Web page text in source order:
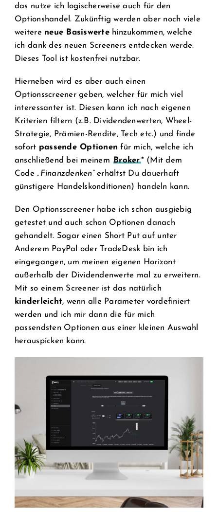
das nutze ich logischerweise auch für den
Optionshandel. Zukünftig werden aber noch viele
weitere neue Basiswertehinzukommen, welche
ich dank des neuen Screeners entdecken werde.
Dieses Tool ist kostenfrei nutzbar.
Hierneben wird es aber auch einen
Optionsscreener geben, welcher für mich viel
interessanter ist. Diesen kann ich nach eigenen
Kriterien filtern (z.B. Dividendenwerten, Wheel-
Strategie, Prämien-Rendite, Tech etc.) und finde
sofort passende Optionen für mich, welche ich
anschließend bei meinem Broker* (Mit dem
Code„Finanzdenken“erhältst Du dauerhaft
günstigere Handelskonditionen) handeln kann.
Den Optionsscreener habe ich schon ausgiebig
getestet und auch schon Optionen danach
gehandelt. Sogar einen Short Put auf unter
Anderem PayPal oder TradeDesk bin ich
eingegangen, um meinen eigenen Horizont
außerhalb der Dividendenwerte mal zu erweitern.
Mit so einem Screener ist das natürlich
kinderleicht, wenn alle Parameter vordefiniert
werden und ich mir dann die für mich
passendsten Optionen aus einer kleinen Auswahl
herauspicken kann.